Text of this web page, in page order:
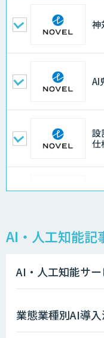
神
AI
設
仕
ィ
AI・人工知能記
AI・人工知能サー
業態業種別AI導